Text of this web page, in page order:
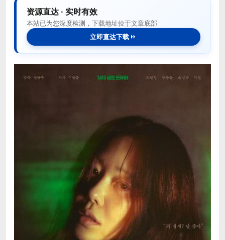
资源直达 · 实时有效
本站已为您深度检测，下载地址位于文章底部
立即直达下载